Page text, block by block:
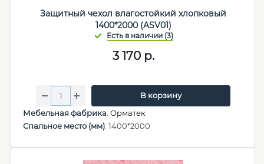
Защитный чехол влагостойкий хлопковый
1400*2000 (ASV01)
3 170р.
В корзину
Мебельная фабрика: Орматек
Спальное место (мм): 1400*2000